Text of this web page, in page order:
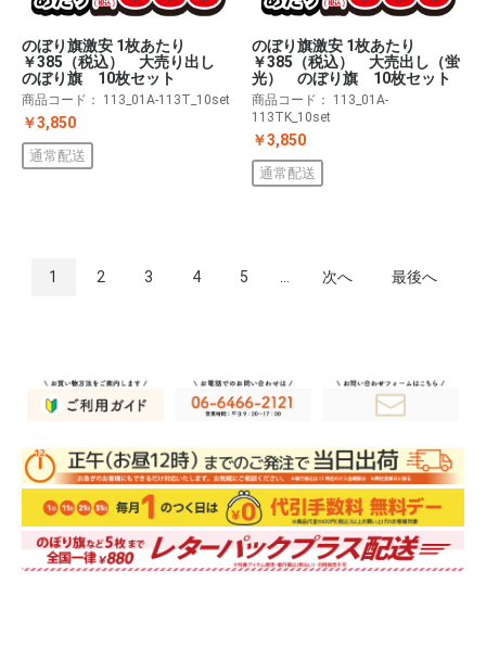
のぼり旗激安 1枚あたり
￥385（税込） 大売り出し
のぼり旗 10枚セット
商品コード： 113_01A-113T_10set
￥3,850
通常配送
のぼり旗激安 1枚あたり
￥385（税込） 大売出し（蛍
光） のぼり旗 10枚セット
商品コード： 113_01A-
113TK_10set
￥3,850
通常配送
1 2 3 4 5 次へ 最後へ